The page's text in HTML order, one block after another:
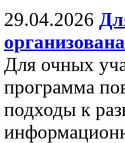
29.04.2026
Для очных
программа
подходы к